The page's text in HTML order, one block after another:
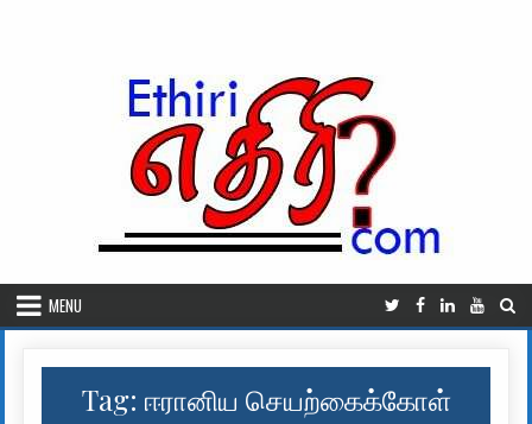
MENU
Tag: ஈரானிய செயற்கைக்கோள்